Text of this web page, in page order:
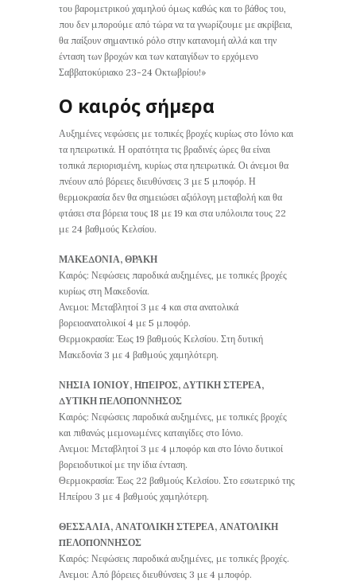
του βαρομετρικού χαμηλού όμως καθώς και το βάθος του,
που δεν μπορούμε από τώρα να τα γνωρίζουμε με ακρίβεια,
θα παίξουν σημαντικό ρόλο στην κατανομή αλλά και την
ένταση των βροχών και των καταιγίδων το ερχόμενο
Σαββατοκύριακο 23-24 Οκτωβρίου!»
Ο καιρός σήμερα
Αυξημένες νεφώσεις με τοπικές βροχές κυρίως στο Ιόνιο και
τα ηπειρωτικά. Η ορατότητα τις βραδινές ώρες θα είναι
τοπικά περιορισμένη, κυρίως στα ηπειρωτικά. Οι άνεμοι θα
πνέουν από βόρειες διευθύνσεις 3 με 5 μποφόρ. Η
θερμοκρασία δεν θα σημειώσει αξιόλογη μεταβολή και θα
φτάσει στα βόρεια τους 18 με 19 και στα υπόλοιπα τους 22
με 24 βαθμούς Κελσίου.
ΜΑΚΕΔΟΝΙΑ, ΘΡΑΚΗ
Καιρός: Νεφώσεις παροδικά αυξημένες, με τοπικές βροχές
κυρίως στη Μακεδονία.
Ανεμοι: Μεταβλητοί 3 με 4 και στα ανατολικά
βορειοανατολικοί 4 με 5 μποφόρ.
Θερμοκρασία: Έως 19 βαθμούς Κελσίου. Στη δυτική
Μακεδονία 3 με 4 βαθμούς χαμηλότερη.
ΝΗΣΙΑ ΙΟΝΙΟΥ, ΗΠΕΙΡΟΣ, ΔΥΤΙΚΗ ΣΤΕΡΕΑ,
ΔΥΤΙΚΗ ΠΕΛΟΠΟΝΝΗΣΟΣ
Καιρός: Νεφώσεις παροδικά αυξημένες, με τοπικές βροχές
και πιθανώς μεμονωμένες καταιγίδες στο Ιόνιο.
Ανεμοι: Μεταβλητοί 3 με 4 μποφόρ και στο Ιόνιο δυτικοί
βορειοδυτικοί με την ίδια ένταση.
Θερμοκρασία: Έως 22 βαθμούς Κελσίου. Στο εσωτερικό της
Ηπείρου 3 με 4 βαθμούς χαμηλότερη.
ΘΕΣΣΑΛΙΑ, ΑΝΑΤΟΛΙΚΗ ΣΤΕΡΕΑ, ΑΝΑΤΟΛΙΚΗ
ΠΕΛΟΠΟΝΝΗΣΟΣ
Καιρός: Νεφώσεις παροδικά αυξημένες, με τοπικές βροχές.
Ανεμοι: Από βόρειες διευθύνσεις 3 με 4 μποφόρ.